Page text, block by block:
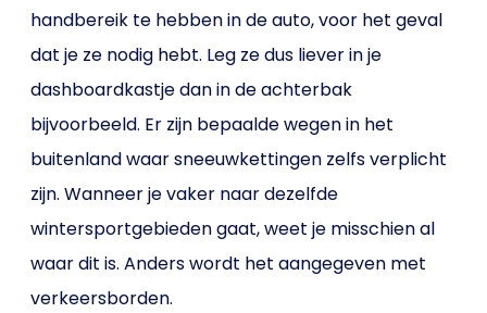
handbereik te hebben in de auto, voor het geval
dat je ze nodig hebt. Leg ze dus liever in je
dashboardkastje dan in de achterbak
bijvoorbeeld. Er zijn bepaalde wegen in het
buitenland waar sneeuwkettingen zelfs verplicht
zijn. Wanneer je vaker naar dezelfde
wintersportgebieden gaat, weet je misschien al
waar dit is. Anders wordt het aangegeven met
verkeersborden.